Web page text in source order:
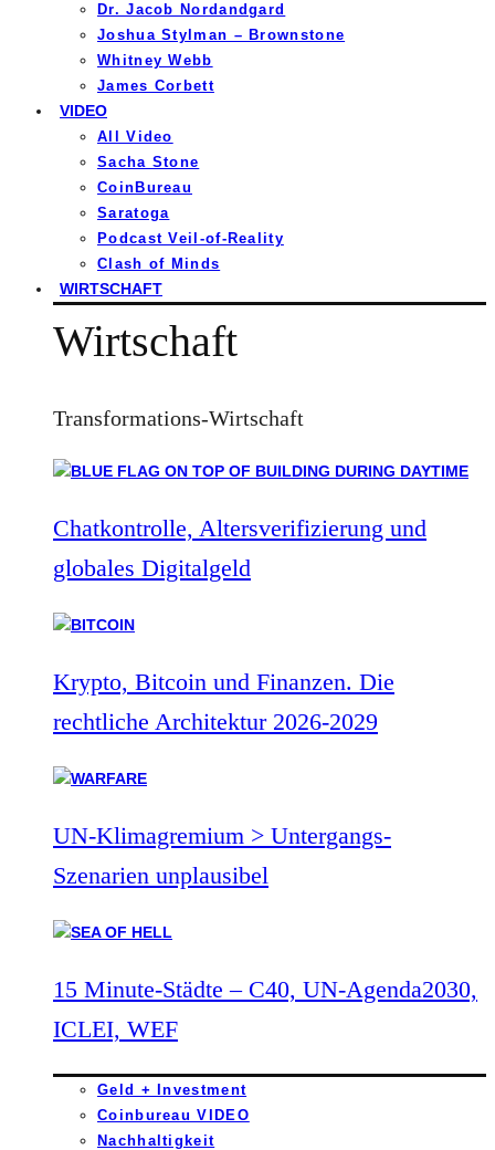
Dr. Jacob Nordandgard
Joshua Stylman – Brownstone
Whitney Webb
James Corbett
VIDEO
All Video
Sacha Stone
CoinBureau
Saratoga
Podcast Veil-of-Reality
Clash of Minds
WIRTSCHAFT
Wirtschaft
Transformations-Wirtschaft
Chatkontrolle, Altersverifizierung und
globales Digitalgeld
Krypto, Bitcoin und Finanzen. Die
rechtliche Architektur 2026-2029
UN-Klimagremium > Untergangs-
Szenarien unplausibel
15 Minute-Städte – C40, UN-Agenda2030,
ICLEI, WEF
Geld + Investment
Coinbureau VIDEO
Nachhaltigkeit